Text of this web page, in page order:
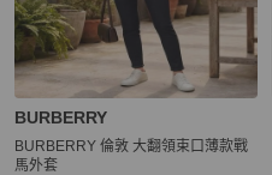
BURBERRY
BURBERRY 倫敦 大翻領束口薄款戰
馬外套